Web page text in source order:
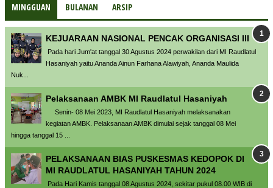
MINGGUAN BULANAN ARSIP
KEJUARAAN NASIONAL PENCAK ORGANISASI III
Pada hari Jum'at tanggal 30 Agustus 2024 perwakilan dari MI Raudlatul
Hasaniyah yaitu Ananda Ainun Farhana Alawiyah, Ananda Maulida
Nuk...
Pelaksanaan AMBK MI Raudlatul Hasaniyah
Senin- 08 Mei 2023, MI Raudlatul Hasaniyah melaksanakan
kegiatan AMBK. Pelaksanaan AMBK dimulai sejak tanggal 08 Mei
hingga tanggal 15 ...
PELAKSANAAN BIAS PUSKESMAS KEDOPOK DI
MI RAUDLATUL HASANIYAH TAHUN 2024
Pada Hari Kamis tanggal 08 Agustus 2024, sekitar pukul 08.00 WIB di